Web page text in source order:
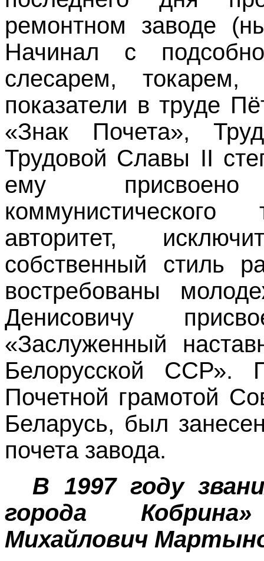
ремонтном заводе
Начинал с
слесарем,
показатели в труде
«Знак Почета»,
Трудовой Славы II
ему
авторитет,
собственный стиль
востребованы
Денисовичу
«Заслуженный наста
Белорусской ССР».
Почетной грамотой
Беларусь, был
почета завода.
В 1997 году
города
Михайлович